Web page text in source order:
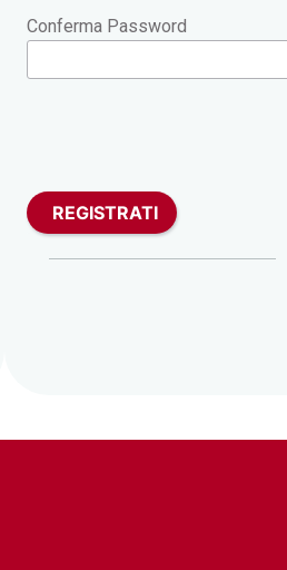
Conferma Password
REGISTRATI